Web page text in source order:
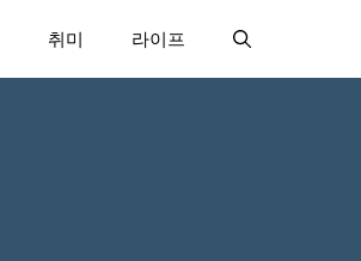
취미 라이프